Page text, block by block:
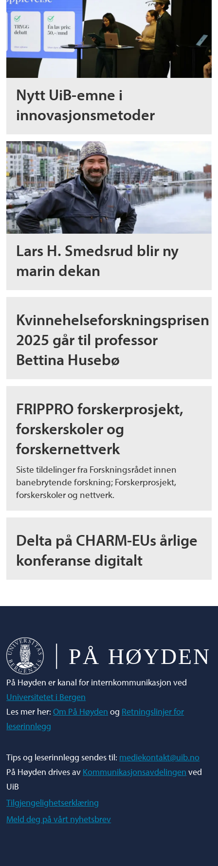
Nytt UiB-emne i
innovasjonsmetoder
Lars H. Smedsrud blir ny
marin dekan
Kvinnehelseforskningsprisen
2025 går til professor
Bettina Husebø
FRIPPRO forskerprosjekt,
forskerskoler og
forskernettverk
Siste tildelinger fra Forskningsrådet innen
banebrytende forskning; Forskerprosjekt,
forskerskoler og nettverk.
Delta på CHARM-EUs årlige
konferanse digitalt
På Høyden er kanal for internkommunikasjon ved
Universitetet i Bergen
Les mer her:Om På Høyden og Retningslinjer for
leserinnlegg
Tips og leserinnlegg sendes til: mediekontakt@uib.no
På Høyden drives av Kommunikasjonsavdelingen ved
UiB
Tilgjengelighetserklæring
Meld deg på vårt nyhetsbrev